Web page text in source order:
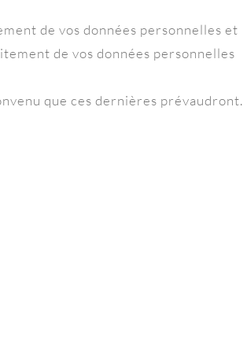
de vos données personnelles et
de vos données personnelles
que ces dernières prévaudront.